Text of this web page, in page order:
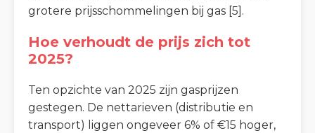
grotere prijsschommelingen bij gas [5].
Hoe verhoudt de prijs zich tot
2025?
Ten opzichte van 2025 zijn gasprijzen
gestegen. De nettarieven (distributie en
transport) liggen ongeveer 6% of €15 hoger,